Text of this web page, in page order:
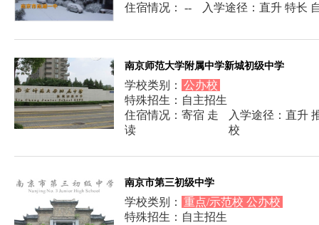
住宿情况： --
入学途径：直升 特长
南京师范大学附属中学新城初级中学
学校类别： 公办校
特殊招生：自主招生
住宿情况：寄宿 走
读
入学途径：直升
校
南京市第三初级中学
学校类别： 重点/示范校 公办校
特殊招生：自主招生